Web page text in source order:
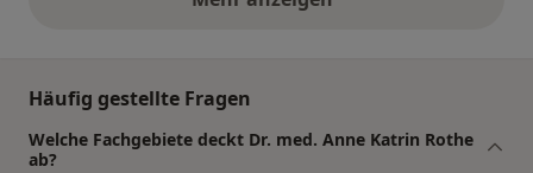
obige Stellungnahmen
Häufig gestellte Fragen
Welche Fachgebiete deckt Dr. med. Anne Katrin Rothe
ab?